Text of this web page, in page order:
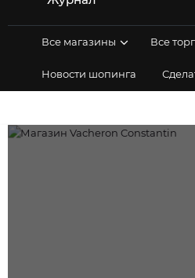
Все магазины Все
Новости шопинга